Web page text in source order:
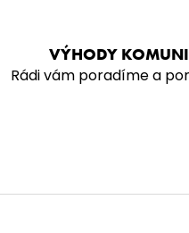
VÝHODY
Rádi vám poradíme a